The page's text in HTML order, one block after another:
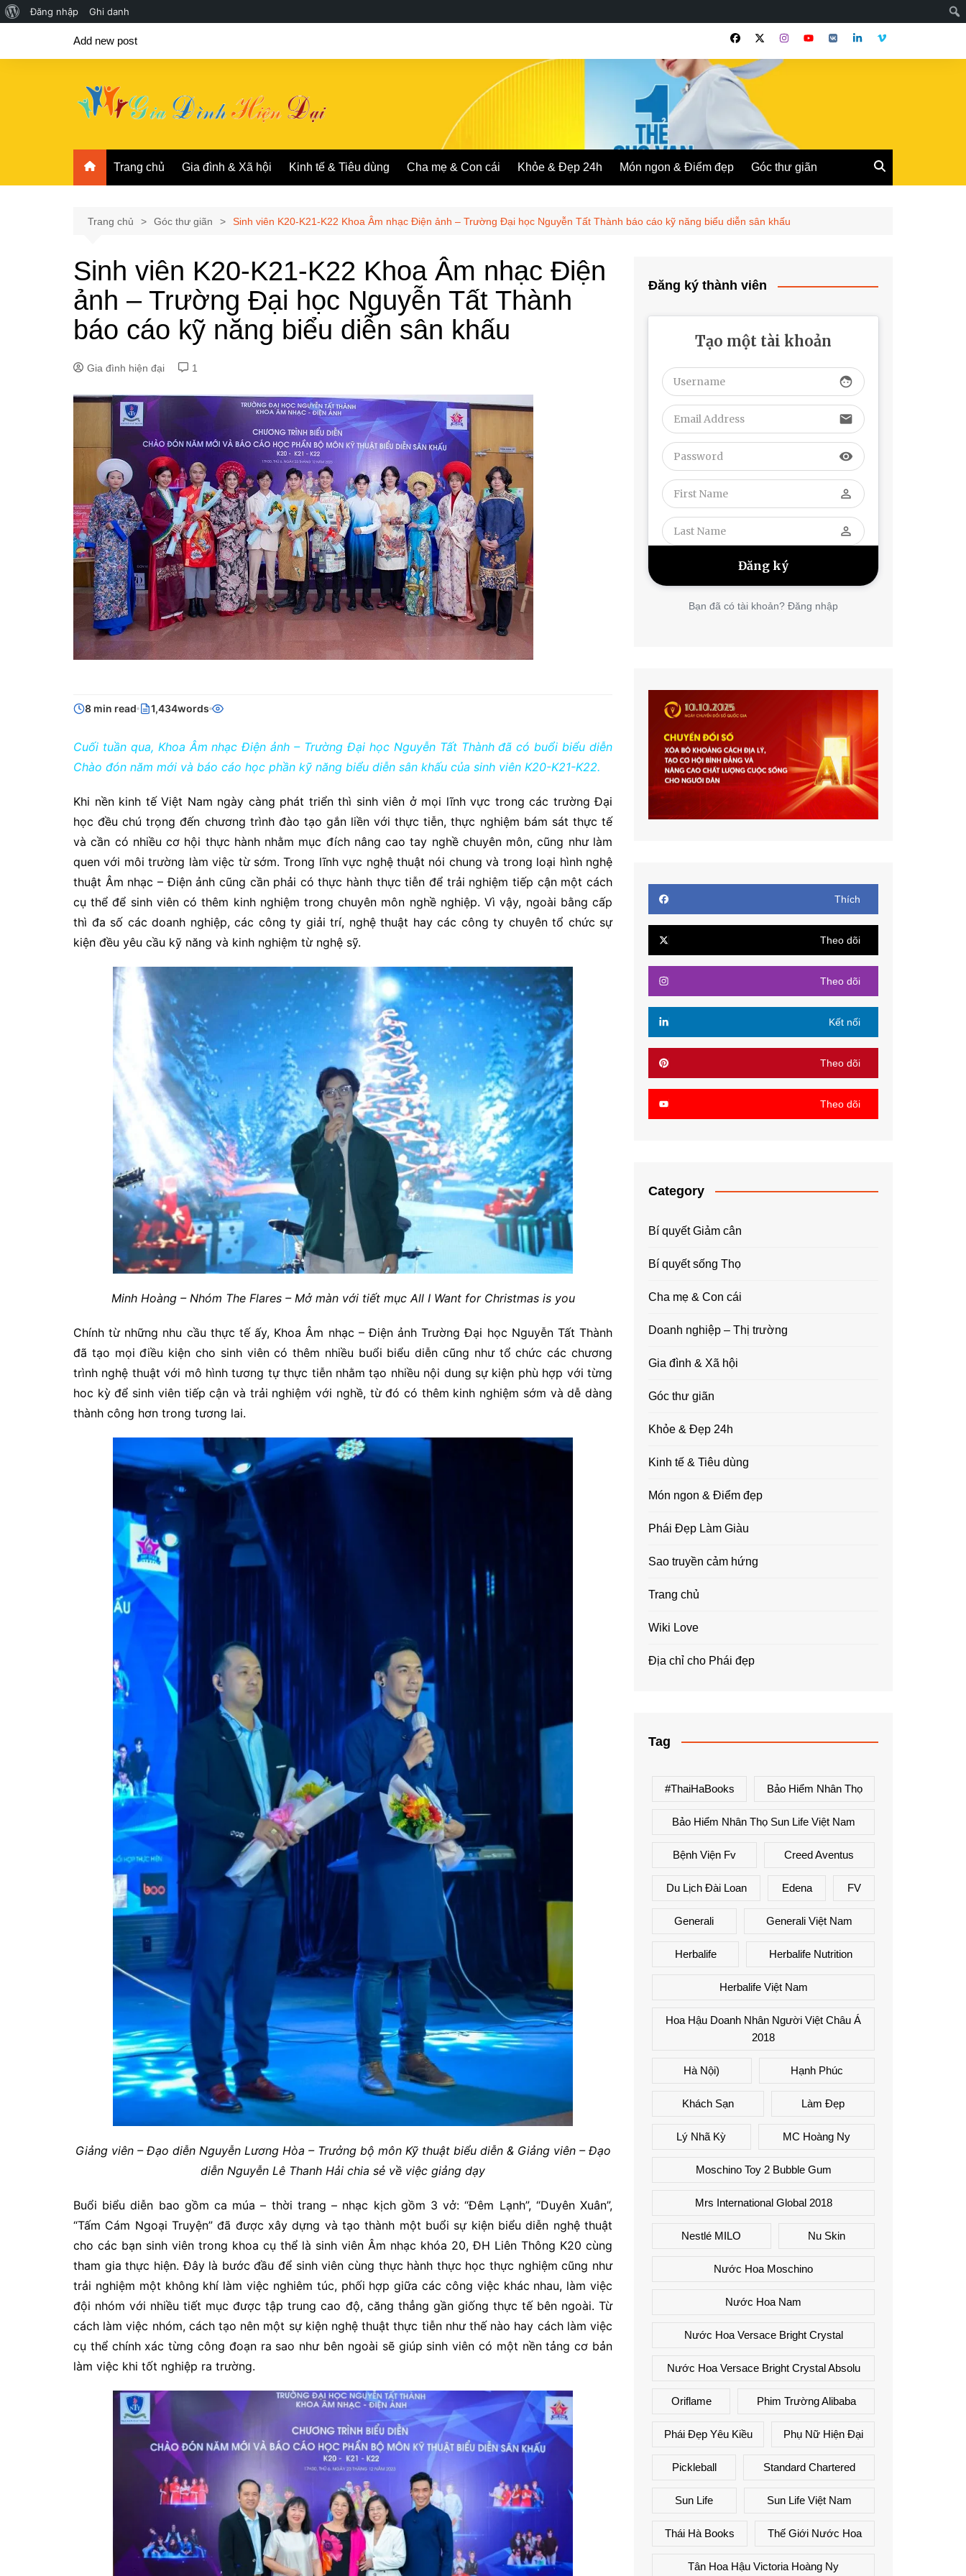
Giới
về
Đăng nhập Ghi danh
Add new post
Trang chủ Gia đình & Xã hội Kinh tế & Tiêu dùng Cha mẹ & Con cái Khỏe & Đẹp 24h Món ngon & Điểm đẹp Góc thư giãn
Trang chủ Góc thư giãn Sinh viên K20-K21-K22 Khoa Âm nhạc Điện ảnh – Trường Đại học Nguyễn Tất Thành báo cáo kỹ năng biểu diễn sân khấu
Sinh viên K20-K21-K22 Khoa Âm nhạc Điện
ảnh – Trường Đại học Nguyễn Tất Thành
báo cáo kỹ năng biểu diễn sân khấu
Gia đình hiện đại 1
8 min read 1,434words
Cuối tuần qua, Khoa Âm nhạc Điện ảnh – Trường Đại học Nguyễn Tất Thành đã có buổi biểu diễn
Chào đón năm mới và báo cáo học phần kỹ năng biểu diễn sân khấu của sinh viên K20-K21-K22.
Khi nền kinh tế Việt Nam ngày càng phát triển thì sinh viên ở mọi lĩnh vực trong các trường Đại
học đều chú trọng đến chương trình đào tạo gắn liền với thực tiễn, thực nghiệm bám sát thực tế
và cần có nhiều cơ hội thực hành nhằm mục đích nâng cao tay nghề chuyên môn, cũng như làm
quen với môi trường làm việc từ sớm. Trong lĩnh vực nghệ thuật nói chung và trong loại hình nghệ
thuật Âm nhạc – Điện ảnh cũng cần phải có thực hành thực tiễn để trải nghiệm tiếp cận một cách
cụ thể để sinh viên có thêm kinh nghiệm trong chuyên môn nghề nghiệp. Vì vậy, ngoài bằng cấp
thì đa số các doanh nghiệp, các công ty giải trí, nghệ thuật hay các công ty chuyên tổ chức sự
kiện đều yêu cầu kỹ năng và kinh nghiệm từ nghệ sỹ.
Minh Hoàng – Nhóm The Flares – Mở màn với tiết mục All I Want for Christmas is you
Chính từ những nhu cầu thực tế ấy, Khoa Âm nhạc – Điện ảnh Trường Đại học Nguyễn Tất Thành
đã tạo mọi điều kiện cho sinh viên có thêm nhiều buổi biểu diễn cũng như tổ chức các chương
trình nghệ thuật với mô hình tương tự thực tiễn nhằm tạo nhiều nội dung sự kiện phù hợp với từng
hoc kỳ để sinh viên tiếp cận và trải nghiệm với nghề, từ đó có thêm kinh nghiệm sớm và dễ dàng
thành công hơn trong tương lai.
Giảng viên – Đạo diễn Nguyễn Lương Hòa – Trưởng bộ môn Kỹ thuật biểu diễn & Giảng viên – Đạo
diễn Nguyễn Lê Thanh Hải chia sẻ về việc giảng dạy
Buổi biểu diễn bao gồm ca múa – thời trang – nhạc kịch gồm 3 vở: “Đêm Lạnh”, “Duyên Xuân”,
“Tấm Cám Ngoại Truyện” đã được xây dựng và tạo thành một buổi sự kiện biểu diễn nghệ thuật
cho các bạn sinh viên trong khoa cụ thể là sinh viên Âm nhạc khóa 20, ĐH Liên Thông K20 cùng
tham gia thực hiện. Đây là bước đầu để sinh viên cùng thực hành thực học thực nghiệm cũng như
trải nghiệm một không khí làm việc nghiêm túc, phối hợp giữa các công việc khác nhau, làm việc
đội nhóm với nhiều tiết mục được tập trung cao độ, căng thẳng gần giống thực tế bên ngoài. Từ
cách làm việc nhóm, cách tạo nên một sự kiện nghệ thuật thực tiễn như thế nào hay cách làm việc
cụ thể chính xác từng công đoạn ra sao như bên ngoài sẽ giúp sinh viên có một nền tảng cơ bản
làm việc khi tốt nghiệp ra trường.
Đăng ký thành viên
Tạo một tài khoản
face
email
visibility
perm_identity
perm_identity
Bạn đã có tài khoản? Đăng nhập
Thích
Theo dõi
Theo dõi
Kết nối
Theo dõi
Theo dõi
Category
Bí quyết Giảm cân
Bí quyết sống Thọ
Cha mẹ & Con cái
Doanh nghiệp – Thị trường
Gia đình & Xã hội
Góc thư giãn
Khỏe & Đẹp 24h
Kinh tế & Tiêu dùng
Món ngon & Điểm đẹp
Phái Đẹp Làm Giàu
Sao truyền cảm hứng
Trang chủ
Wiki Love
Địa chỉ cho Phái đẹp
Tag
#ThaiHaBooks Bảo Hiểm Nhân Thọ
Bảo Hiểm Nhân Thọ Sun Life Việt Nam
Bệnh Viện Fv Creed Aventus
Du Lịch Đài Loan Edena FV
Generali Generali Việt Nam
Herbalife Herbalife Nutrition
Herbalife Việt Nam
Hoa Hậu Doanh Nhân Người Việt Châu Á
2018
Hà Nội) Hạnh Phúc
Khách Sạn Làm Đẹp
Lý Nhã Kỳ MC Hoàng Ny
Moschino Toy 2 Bubble Gum
Mrs International Global 2018
Nestlé MILO Nu Skin
Nước Hoa Moschino
Nước Hoa Nam
Nước Hoa Versace Bright Crystal
Nước Hoa Versace Bright Crystal Absolu
Oriflame Phim Trường Alibaba
Phái Đẹp Yêu Kiều Phụ Nữ Hiện Đại
Pickleball Standard Chartered
Sun Life Sun Life Việt Nam
Thái Hà Books Thế Giới Nước Hoa
Tân Hoa Hậu Victoria Hoàng Ny